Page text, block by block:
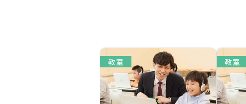
教室 教室